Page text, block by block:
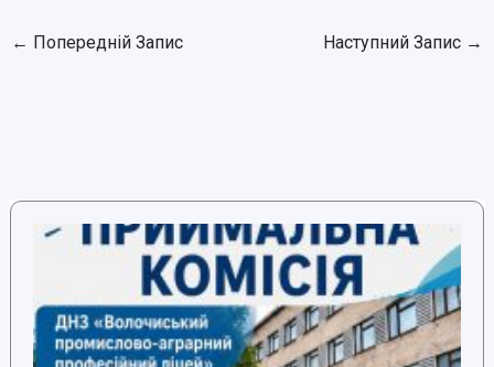
← Попередній Запис Наступний Запис →